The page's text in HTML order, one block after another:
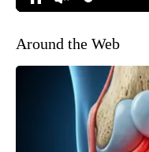
Around the Web